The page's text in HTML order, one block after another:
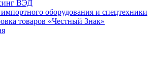
ВЭД
оборудования и спецтехники
товаров «Честный Знак»